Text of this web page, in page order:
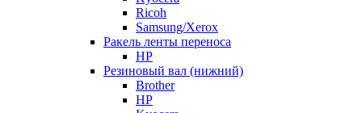
Ricoh
Samsung/Xerox
Ракель ленты переноса
HP
Резиновый вал (нижний)
Brother
HP